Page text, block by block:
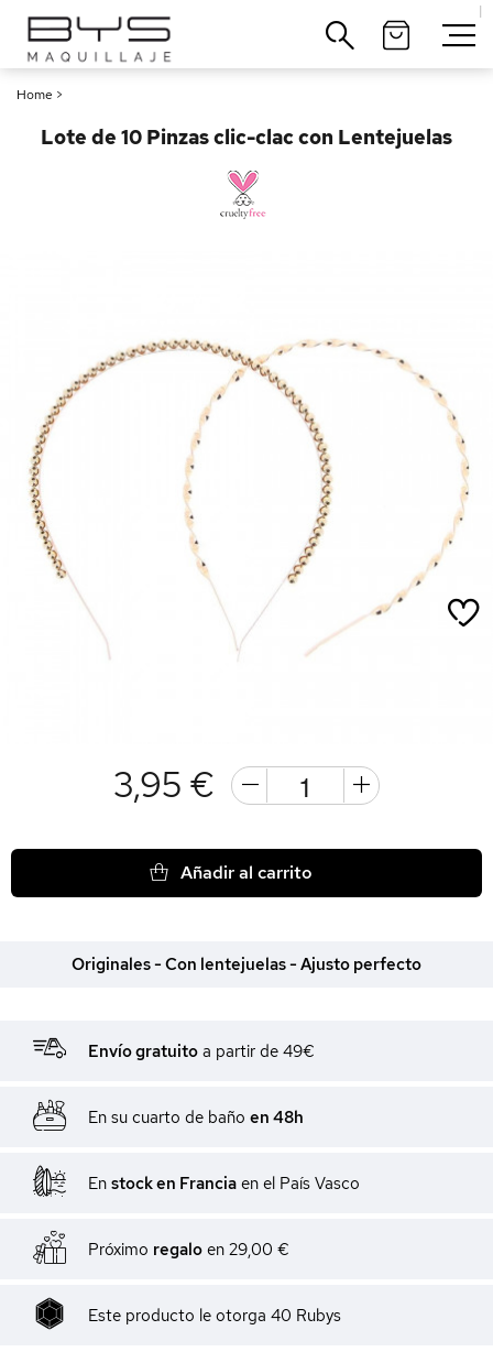
|
Home >
Lote de 10 Pinzas clic-clac con Lentejuelas
3,95 €
Añadir al carrito
Originales - Con lentejuelas - Ajusto perfecto
Envío gratuito a partir de 49€
En su cuarto de baño en 48h
En stock en Francia en el País Vasco
Próximo regalo en 29,00 €
Este producto le otorga 40 Rubys
Cerrar